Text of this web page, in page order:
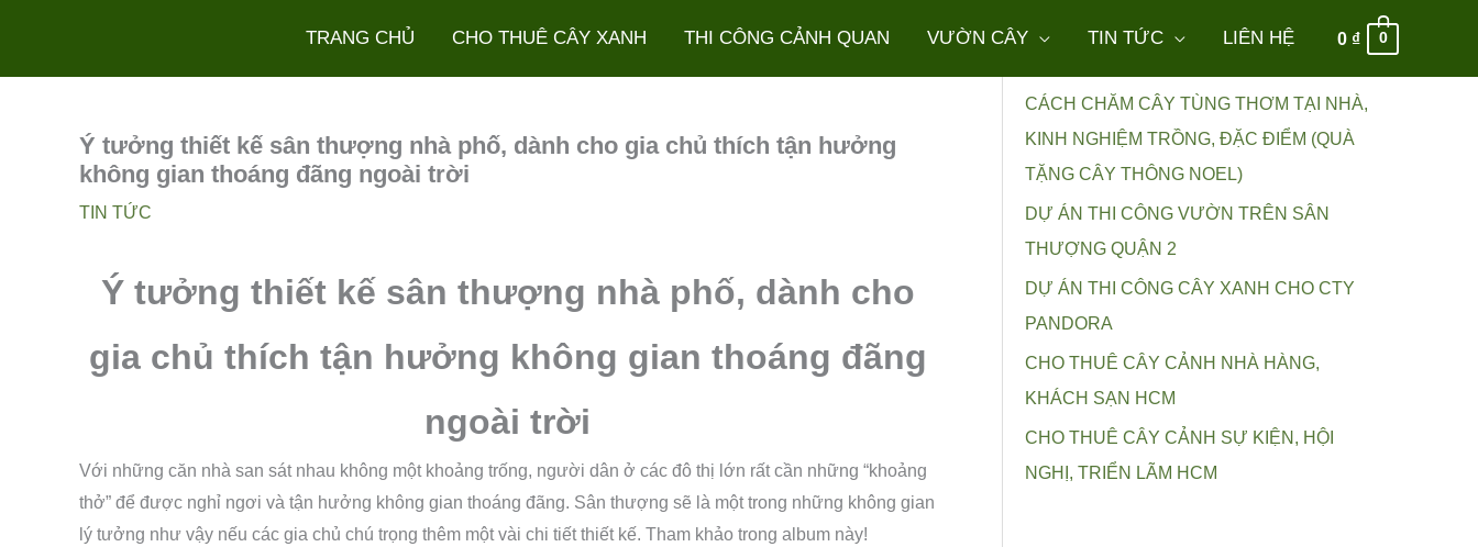
nội
TRANG CHỦ CHO THUÊ CÂY XANH THI CÔNG CẢNH QUAN VƯỜN CÂY TIN TỨC LIÊN HỆ 0 ₫ 0
Ý tưởng thiết kế sân thượng nhà phố, dành cho gia chủ thích tận hưởng
không gian thoáng đãng ngoài trời
TIN TỨC
Ý tưởng thiết kế sân thượng nhà phố, dành cho
gia chủ thích tận hưởng không gian thoáng đãng
ngoài trời
Với những căn nhà san sát nhau không một khoảng trống, người dân ở các đô thị lớn rất cần những “khoảng
thở” để được nghỉ ngơi và tận hưởng không gian thoáng đãng. Sân thượng sẽ là một trong những không gian
lý tưởng như vậy nếu các gia chủ chú trọng thêm một vài chi tiết thiết kế. Tham khảo trong album này!
Bài viết mới
CÁCH CHĂM CÂY TÙNG THƠM TẠI NHÀ,
KINH NGHIỆM TRỒNG, ĐẶC ĐIỂM (QUÀ
TẶNG CÂY THÔNG NOEL)
DỰ ÁN THI CÔNG VƯỜN TRÊN SÂN
THƯỢNG QUẬN 2
DỰ ÁN THI CÔNG CÂY XANH CHO CTY
PANDORA
CHO THUÊ CÂY CẢNH NHÀ HÀNG,
KHÁCH SẠN HCM
CHO THUÊ CÂY CẢNH SỰ KIỆN, HỘI
NGHỊ, TRIỂN LÃM HCM